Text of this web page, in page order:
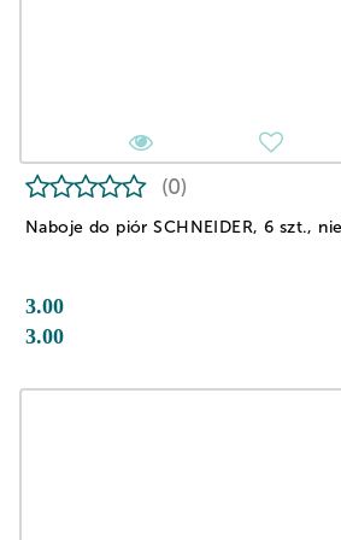
Naboje do piór SCHNEIDER, 6 szt.,
(0)
3.00
3.00